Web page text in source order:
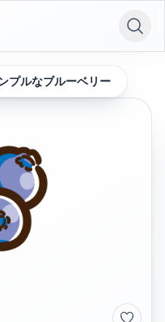
プルなブルーベリー